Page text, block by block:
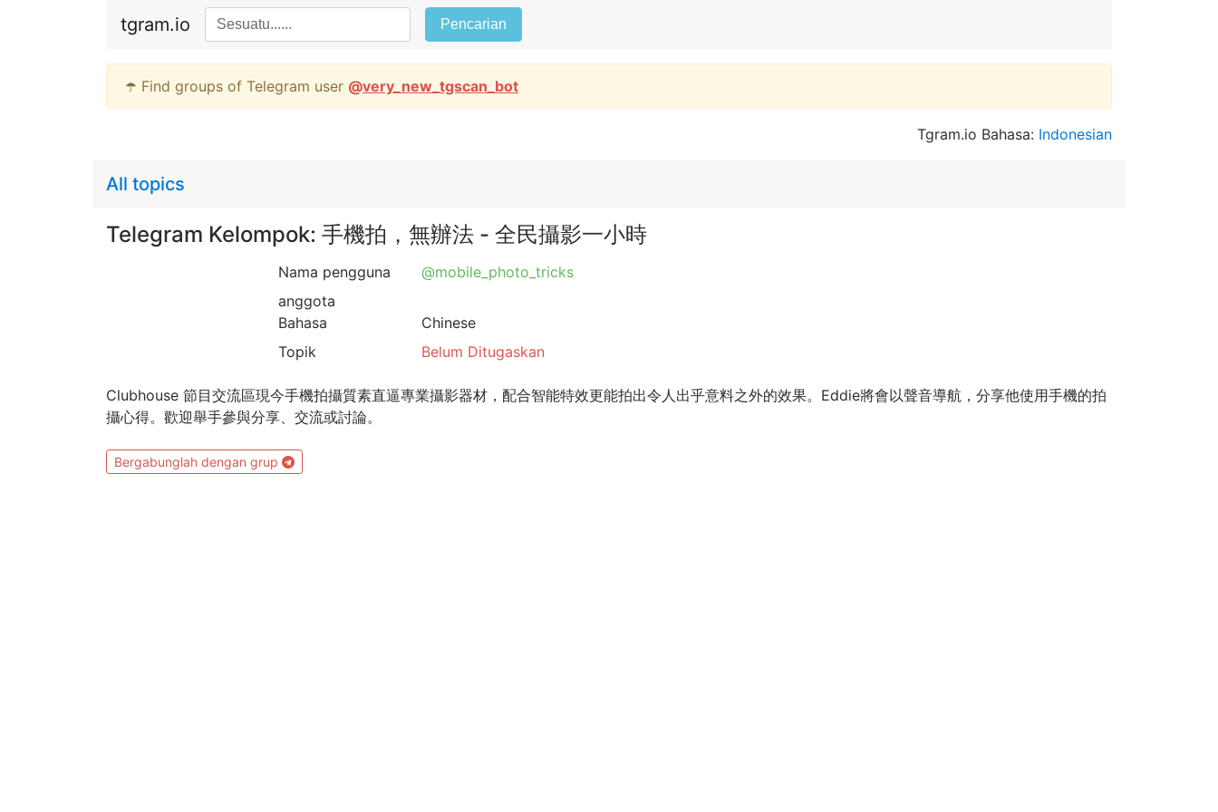
tgram.io Pencarian
☂️ Find groups of Telegram user @very_new_tgscan_bot
Tgram.io Bahasa: Indonesian
All topics
Telegram Kelompok: 手機拍，無辦法 - 全民攝影一小時
Nama pengguna
@mobile_photo_tricks
anggota
Bahasa
Chinese
Topik
Belum Ditugaskan
Clubhouse 節目交流區現今手機拍攝質素直逼專業攝影器材，配合智能特效更能拍出令人出乎意料之外的效果。Eddie將會以聲音導航，分享他使用手機的拍
攝心得。歡迎舉手參與分享、交流或討論。
Bergabunglah dengan grup